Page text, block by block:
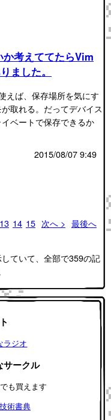
考えててたらVim
ました。
えば、保存場所を気にす
取れる。だってデバイス
ベートで保存できるか
2015/08/07 9:49
13 14 15 次へ > 最後へ
ていて、全部で359の記
ラジオ
サークル
も買えます
術書典